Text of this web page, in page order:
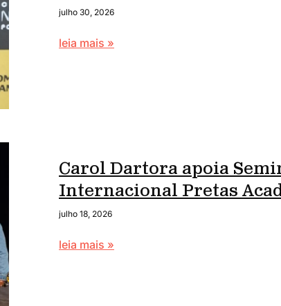
julho 30, 2026
leia mais »
Carol Dartora apoia
Internacional Pretas
julho 18, 2026
leia mais »